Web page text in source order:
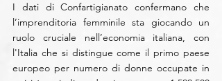
I dati di Confartigianato confermano che
l’imprenditoria femminile sta giocando un
ruolo cruciale nell’economia italiana, con
l'Italia che si distingue come il primo paese
europeo per numero di donne occupate in